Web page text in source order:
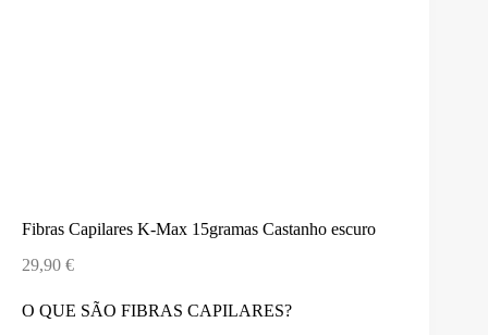
Fibras Capilares K-Max 15gramas Castanho escuro
29,90 €
O QUE SÃO FIBRAS CAPILARES?